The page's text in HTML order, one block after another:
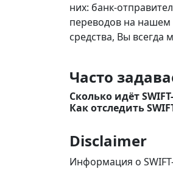
них: банк-
переводов на нашем
средства, Вы
Часто
Сколько идёт
Как отследить
Disclaimer
Информация о